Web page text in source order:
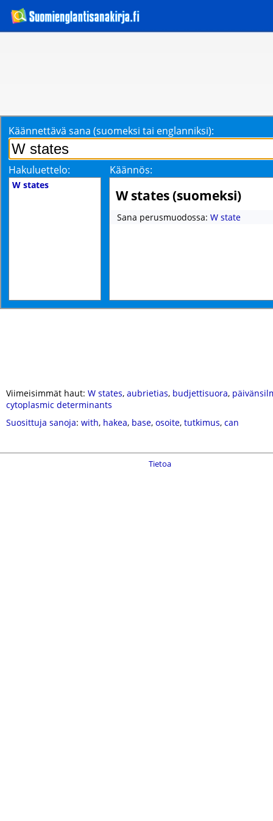
Käännettävä sana (suomeksi tai englanniksi):
Hakuluettelo: Käännös:
W states
W states (suomeksi)
Sana perusmuodossa: W state
Viimeisimmät haut: W states, aubrietias, budjettisuora,
cytoplasmic determinants
Suosittuja sanoja: with, hakea, base, osoite, tutkimus, can
Tietoa